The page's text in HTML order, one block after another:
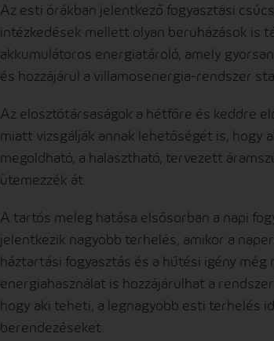
Az esti órákban jelentkező fogyasztási
intézkedések mellett olyan beruházások is
akkumulátoros energiatároló, amely
és hozzájárul a villamosenergia-rendszer
Az elosztótársaságok a hétfőre és keddre
miatt vizsgálják annak lehetőségét is, hogy
megoldható, a halasztható, tervezett
ütemezzék át.
A tartós meleg hatása elsősorban a napi
jelentkezik nagyobb terhelés, amikor a
háztartási fogyasztás és a hűtési igény még
energiahasználat is hozzájárulhat a
hogy aki teheti, a legnagyobb esti terhelés
berendezéseket.